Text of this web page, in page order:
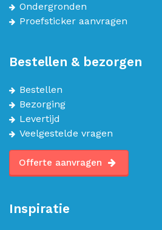
Ondergronden
Proefsticker aanvragen
Bestellen & bezorgen
Bestellen
Bezorging
Levertijd
Veelgestelde vragen
Offerte aanvragen
Inspiratie